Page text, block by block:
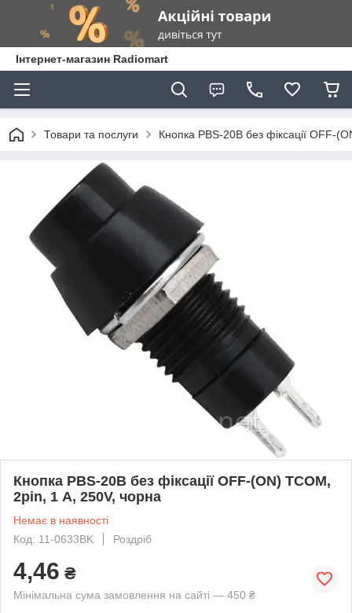
Інтернет-магазин Radiomart
Товари та послуги Кнопка PBS-20В без фіксації OFF-
Кнопка PBS-20В без фіксації OFF-(ON) TCOM,
2pin, 1 А, 250V, чорна
Немає в наявності
Код: 11-0633BK
Роздріб
4,46 ₴
Мінімальна сума замовлення на сайті — 450 ₴